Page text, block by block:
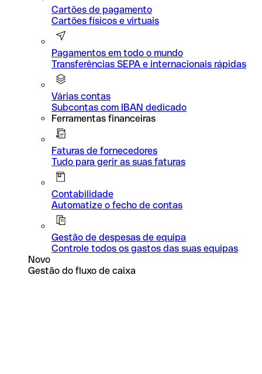
Cartões de pagamento
Cartões físicos e virtuais
Pagamentos em todo o mundo
Transferências SEPA e internacionais rápidas
Várias contas
Subcontas com IBAN dedicado
Ferramentas financeiras
Faturas de fornecedores
Tudo para gerir as suas faturas
Contabilidade
Automatize o fecho de contas
Gestão de despesas de equipa
Controle todos os gastos das suas equipas
Novo
Gestão do fluxo de caixa